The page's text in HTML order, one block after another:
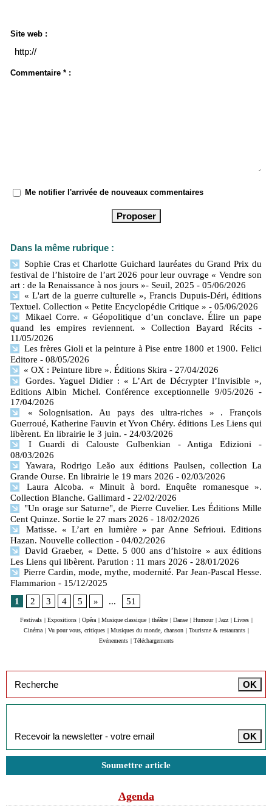
Site web :
Commentaire * :
Me notifier l'arrivée de nouveaux commentaires
Dans la même rubrique :
Sophie Cras et Charlotte Guichard lauréates du Grand Prix du
festival de l’histoire de l’art 2026 pour leur ouvrage « Vendre son
art : de la Renaissance à nos jours »- Seuil, 2025 - 05/06/2026
« L'art de la guerre culturelle », Francis Dupuis-Déri, éditions
Textuel. Collection « Petite Encyclopédie Critique » - 05/06/2026
Mikael Corre. « Géopolitique d’un conclave. Élire un pape
quand les empires reviennent. » Collection Bayard Récits
-
11/05/2026
Les frères Gioli et la peinture à Pise entre 1800 et 1900. Felici
Editore - 08/05/2026
« OX : Peinture libre ». Éditions Skira - 27/04/2026
Gordes. Yaguel Didier : « L’Art de Décrypter l’Invisible »,
Editions Albin Michel. Conférence exceptionnelle 9/05/2026 -
17/04/2026
« Solognisation. Au pays des ultra-riches » . François
Guerroué, Katherine Fauvin et Yvon Chéry. éditions Les Liens qui
libèrent. En librairie le 3 juin. - 24/03/2026
I Guardi di Calouste Gulbenkian - Antiga Edizioni
-
08/03/2026
Yawara, Rodrigo Leão aux éditions Paulsen, collection La
Grande Ourse. En librairie le 19 mars 2026 - 02/03/2026
Laura Alcoba. « Minuit à bord. Enquête romanesque ».
Collection Blanche. Gallimard - 22/02/2026
"Un orage sur Saturne", de Pierre Cuvelier. Les Éditions Mille
Cent Quinze. Sortie le 27 mars 2026 - 18/02/2026
Matisse. « L’art en lumière » par Anne Sefrioui. Editions
Hazan. Nouvelle collection - 04/02/2026
David Graeber, « Dette. 5 000 ans d’histoire » aux éditions
Les Liens qui libèrent. Parution : 11 mars 2026 - 28/01/2026
Pierre Cardin, mode, mythe, modernité. Par Jean-Pascal Hesse.
Flammarion - 15/12/2025
1
2 3 4 5 » ... 51
Festivals Expositions Opéra Musique classique théâtre Danse Humour Jazz Livres
Cinéma
Vu pour vous, critiques Musiques du monde, chanson Tourisme & restaurants
Evénements
Téléchargements
Soumettre article
Agenda